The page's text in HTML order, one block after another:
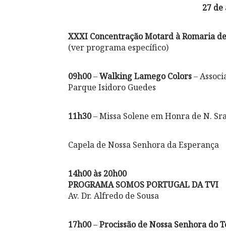
27 de
XXXI Concentração Motard à Romaria
(ver programa específico)
09h00–Walking Lamego Colors–
Parque Isidoro Guedes
11h30– Missa Solene em Honra de N.
Capela de Nossa Senhora da Esperança
14h00 às 20h00
PROGRAMA SOMOS PORTUGAL DA TVI
Av. Dr. Alfredo de Sousa
17h00–Procissão de Nossa Senhora do